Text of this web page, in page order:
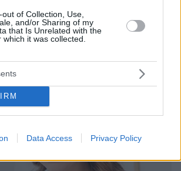
of Collection, Use,
and/or Sharing of my
that Is Unrelated with the
it was collected.
Data Access Privacy Policy
δεδομένα είναι αδύναμα και ποιοι